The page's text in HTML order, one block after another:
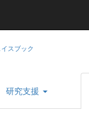
研究支援